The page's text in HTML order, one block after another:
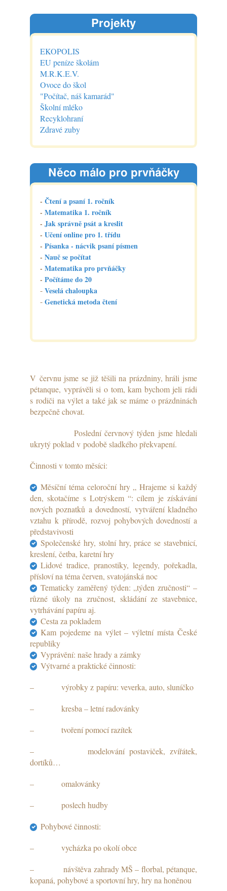
Projekty
EKOPOLIS
EU peníze školám
M.R.K.E.V.
Ovoce do škol
"Počítač, náš kamarád"
Školní mléko
Recyklohraní
Zdravé zuby
Něco málo pro prvňáčky
- Čtení a psaní 1. ročník
- Matematika 1. ročník
- Jak správně psát a kreslit
- Učení online pro 1. třídu
- Písanka - nácvik psaní písmen
- Nauč se počítat
- Matematika pro prvňáčky
- Počítáme do 20
-Veselá chaloupka
-Genetická metoda čtení
V červnu jsme se již těšili na prázdniny, hráli jsme
pétanque, vyprávěli si o tom, kam bychom jeli rádi
s rodiči na výlet a také jak se máme o prázdninách
bezpečně chovat.
Poslední červnový týden jsme hledali
ukrytý poklad v podobě sladkého překvapení.
Činnosti v tomto měsíci:
Měsíční téma celoroční hry „ Hrajeme si každý
den, skotačíme s Lotrýskem “: cílem je získávání
nových poznatků a dovedností, vytváření kladného
vztahu k přírodě, rozvoj pohybových dovedností a
představivosti
Společenské hry, stolní hry, práce se stavebnicí,
kreslení, četba, karetní hry
Lidové tradice, pranostiky, legendy, pořekadla,
přísloví na téma červen, svatojánská noc
Tematicky zaměřený týden: „týden zručnosti“ –
různé úkoly na zručnost, skládání ze stavebnice,
vytrhávání papíru aj.
Cesta za pokladem
Kam pojedeme na výlet – výletní místa České
republiky
Vyprávění: naše hrady a zámky
Výtvarné a praktické činnosti:
– výrobky z papíru: veverka, auto, sluníčko
– kresba – letní radovánky
– tvoření pomocí razítek
– modelování postaviček, zvířátek,
dortíků…
– omalovánky
– poslech hudby
Pohybové činnosti:
– vycházka po okolí obce
– návštěva zahrady MŠ – florbal, pétanque,
kopaná, pohybové a sportovní hry, hry na honěnou